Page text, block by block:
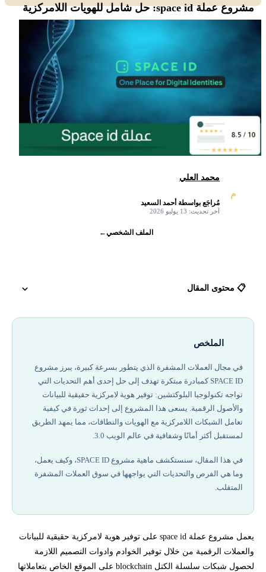
مشروع عملة space id: حل شامل للهويات اللامركزية
م
محمد العلي
مُراجَع بواسطة أحمد السعيد
آخر تحديث: 13 يوليو 2026
الملف الشخصي←
📋 محتوى المقال
أفضل شركات تداول مرخصة في 2026
مميزات عملة ID
نصائح للمستثمرين
الملخص
في مجال العملات المشفرة الذي يتطور بسرعة كبيرة، يبرز مشروع
SPACE ID كمبادرة مبتكرة تهدف إلى حل إحدى أهم التحديات التي
تواجه تكنولوجيا البلوكتشين: توفير هوية لامركزية حقيقية للبيانات
والأصول الرقمية. يسعى هذا المشروع إلى إحداث ثورة في كيفية
تعامل الشبكات اللامركزية مع الهويات والنطاقات، مما يمهد الطريق
لمستقبل أكثر أمانًا وشفافية في عالم الويب 3.0.
في هذا المقال، سنستكشف ماهية مشروع SPACE ID، وكيف يعمل،
وما هي الفرص والتحديات التي يواجهها في سوق العملات المشفرة
المتقلب.
يعمل مشروع عملة space id على توفير هوية لامركزية حقيقية للبيانات
والعملات الرقمية من خلال توفير الخوادم وادوات التصميم اللازمة
لحصول شبكات سلسلة الكتل blockchain على الموقع الخاص بتعاملاتها